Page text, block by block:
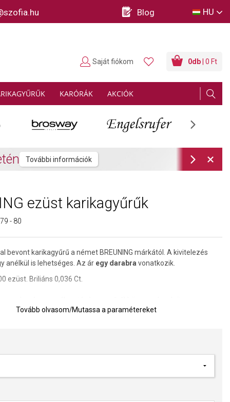
Blog HU
KARÓRÁK AKCIÓK
0db | 0 Ft
Saját fiókom
ezüst karikagyűrűk
- 80
bevont karikagyűrű a német BREUNING márkától. A kivitelezés
anélkül is lehetséges. Az ár egy darabra vonatkozik.
ezüst. Briliáns 0,036 Ct.
Rendeléskor a megjegyzésben jelölje meg a betűtípust, a
banki átutalással. A karikagyűrűk kötelező érvénnyel
kerülnek és gyártásba kerülnek, miután a fizetés jóváírásra kerül a
Tovább olvasom/Mutassa a paramétereket